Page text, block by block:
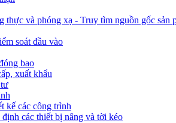
thực và phóng xạ - Truy tìm nguồn gốc sản
soát đầu vào
bao
xuất khẩu
kế các công trình
các thiết bị nâng và tời kéo